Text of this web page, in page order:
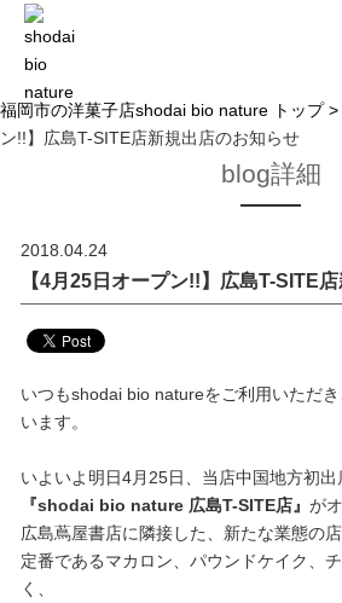
福岡市の洋菓子店shodai bio nature トップ >
ン!!】広島T-SITE店新規出店のお知らせ
blog詳細
2018.04.24
【4月25日オープン!!】広島T-SITE
いつもshodai bio natureをご利用いただ
います。
いよいよ明日4月25日、当店中国地方初出
『shodai bio nature 広島T-SITE店』 が
広島蔦屋書店に隣接した、新たな業態の店
定番であるマカロン、パウンドケイク、
く、